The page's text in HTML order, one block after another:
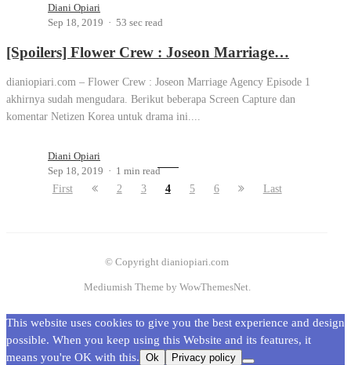
Diani Opiari
Sep 18, 2019
53 sec read
[Spoilers] Flower Crew : Joseon Marriage…
dianiopiari.com – Flower Crew : Joseon Marriage Agency Episode 1
akhirnya sudah mengudara. Berikut beberapa Screen Capture dan
komentar Netizen Korea untuk drama ini....
Diani Opiari
Sep 18, 2019
1 min read
First
2 3 4 5 6 Last
© Copyright dianiopiari.com
Mediumish Theme by WowThemesNet.
This website uses cookies to give you the best experience and design
possible. When you keep using this Website and its features, it
means you're OK with this. Ok Privacy policy